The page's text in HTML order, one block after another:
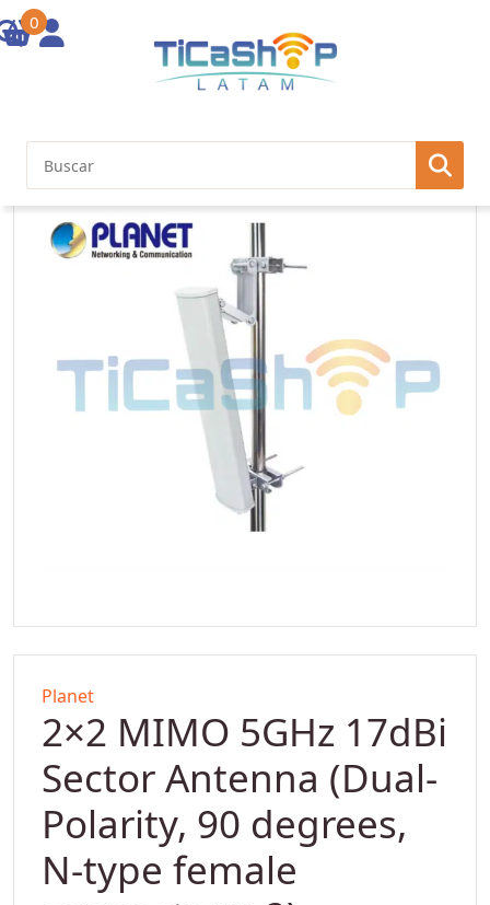
0
Polarity, 90 degrees, N-type female connector x 2)
Planet
2×2 MIMO 5GHz 17dBi
Sector Antenna (Dual-
Polarity, 90 degrees,
N-type female